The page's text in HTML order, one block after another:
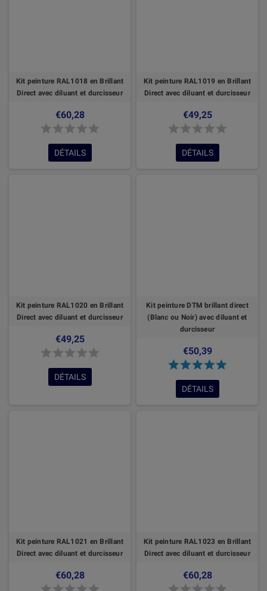
Kit peinture RAL1018 en Brillant
Direct avec diluant et durcisseur
€60,28
DÉTAILS
Kit peinture RAL1019 en Brillant
Direct avec diluant et durcisseur
€49,25
DÉTAILS
Kit peinture RAL1020 en Brillant
Direct avec diluant et durcisseur
€49,25
DÉTAILS
Kit peinture DTM brillant direct
(Blanc ou Noir) avec diluant et
durcisseur
€50,39
DÉTAILS
Kit peinture RAL1021 en Brillant
Direct avec diluant et durcisseur
€60,28
Kit peinture RAL1023 en Brillant
Direct avec diluant et durcisseur
€60,28